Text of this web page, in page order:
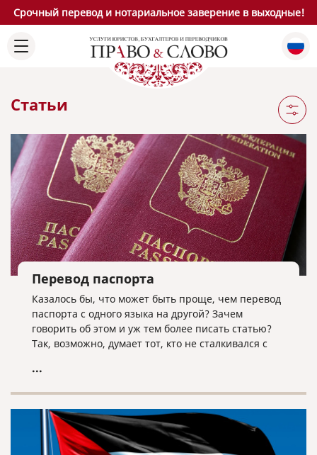
Срочный перевод и нотариальное заверение в выходные!
Статьи
Перевод паспорта
Казалось бы, что может быть проще, чем перевод
паспорта с одного языка на другой? Зачем
говорить об этом и уж тем более писать статью?
Так, возможно, думает тот, кто не сталкивался с
поверхностно. Наша компания работает на рынке
моменты, о которых нужно знать.
...